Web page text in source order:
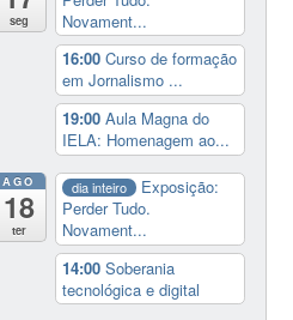
seg
Novament...
16:00Curso de formação
em Jornalismo ...
19:00Aula Magna do
IELA: Homenagem ao...
AGO
18
ter
dia inteiro
Exposição:
Perder Tudo.
Novament...
14:00Soberania
tecnológica e digital